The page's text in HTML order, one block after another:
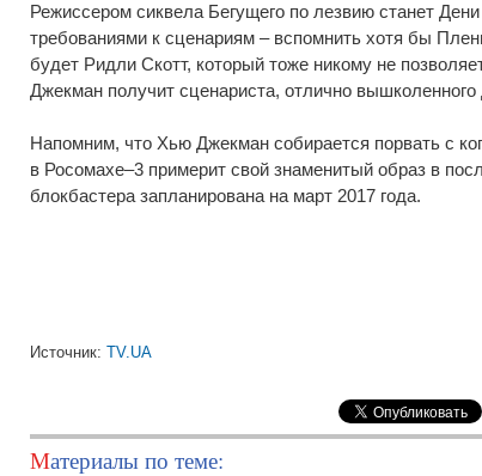
Режиссером сиквела Бегущего по лезвию станет
требованиями к сценариям – вспомнить хотя бы
будет Ридли Скотт, который тоже никому не
Джекман получит сценариста, отлично
Напомним, что Хью Джекман собирается порвать с
в Росомахе–3 примерит свой знаменитый образ в
блокбастера запланирована на март 2017 года.
Источник: TV.UA
Материалы по теме: